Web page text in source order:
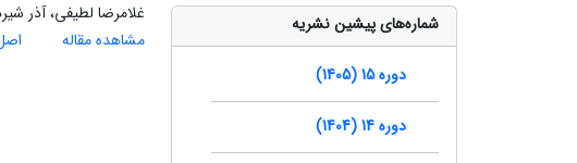
غلامرضا لطیفی، آذر
مشاهده مقاله
شماره‌های پیشین نشریه
دوره 15 (1405)
دوره 14 (1404)